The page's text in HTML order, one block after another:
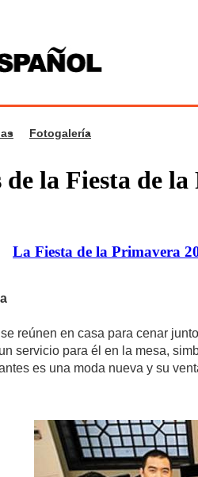
Fotogalería
>Cultura
de la Fiesta de
La Fiesta de la Primavera
reúnen en casa para cenar
servicio para él en la mesa,
es una moda nueva y su